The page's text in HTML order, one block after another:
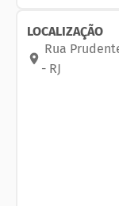
1 vaga na
Código do
LOCALIZAÇÃO
Rua
- RJ